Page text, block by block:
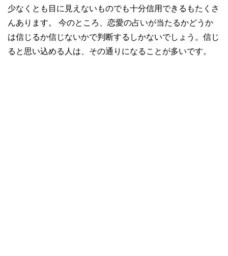
少なくとも目に見えないものでも十分信用できるもたくさ
んあります。 今のところ、恋愛の占いが当たるかどうか
は信じるか信じないかで判断するしかないでしょう。信じ
ると思い込める人は、その通りになることが多いです。